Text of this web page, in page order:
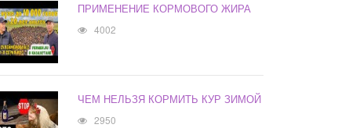
ПРИМЕНЕНИЕ КОРМОВОГО ЖИРА
4002
ЧЕМ НЕЛЬЗЯ КОРМИТЬ КУР ЗИМОЙ
2950